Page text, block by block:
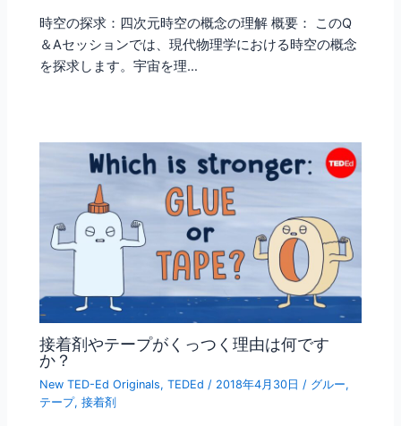
時空の探求：四次元時空の概念の理解 概要： このQ
＆Aセッションでは、現代物理学における時空の概念
を探求します。宇宙を理…
接着剤やテープがくっつく理由は何です
か？
New TED-Ed Originals,TEDEd / 2018年4月30日/ グルー,
テープ,接着剤